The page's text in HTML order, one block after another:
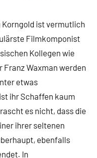
Korngold ist vermutlich
Filmkomponist
Kollegen wie
Franz Waxman werden
etwas
ihr Schaffen kaum
es nicht, dass die
ihrer seltenen
ebenfalls
In